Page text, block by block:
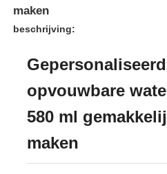
maken
beschrijving:
opvouwbare
580 ml
maken